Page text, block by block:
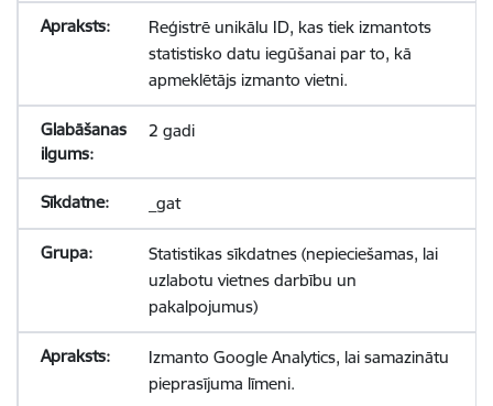
Reģistrē unikālu ID, kas tiek izmantots
statistisko datu iegūšanai par to, kā
apmeklētājs izmanto vietni.
2 gadi
_gat
Statistikas sīkdatnes (nepieciešamas, lai
uzlabotu vietnes darbību un
pakalpojumus)
Izmanto Google Analytics, lai samazinātu
pieprasījuma līmeni.